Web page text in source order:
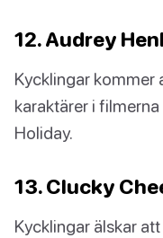
12. Audrey
Kycklingar kommer
karaktärer i
Holiday.
13. Clucky
Kycklingar älskar